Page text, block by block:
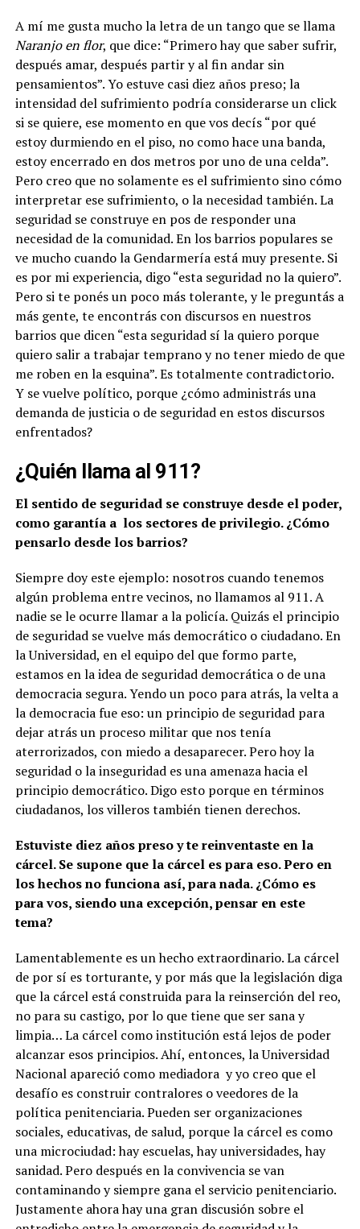
A mí me gusta mucho la letra de un tango que se llama
Naranjo en flor, que dice: “Primero hay que saber sufrir,
después amar, después partir y al fin andar sin
pensamientos”. Yo estuve casi diez años preso; la
intensidad del sufrimiento podría considerarse un click
si se quiere, ese momento en que vos decís “por qué
estoy durmiendo en el piso, no como hace una banda,
estoy encerrado en dos metros por uno de una celda”.
Pero creo que no solamente es el sufrimiento sino cómo
interpretar ese sufrimiento, o la necesidad también. La
seguridad se construye en pos de responder una
necesidad de la comunidad. En los barrios populares se
ve mucho cuando la Gendarmería está muy presente. Si
es por mi experiencia, digo “esta seguridad no la quiero”.
Pero si te ponés un poco más tolerante, y le preguntás a
más gente, te encontrás con discursos en nuestros
barrios que dicen “esta seguridad sí la quiero porque
quiero salir a trabajar temprano y no tener miedo de que
me roben en la esquina”. Es totalmente contradictorio.
Y se vuelve político, porque ¿cómo administrás una
demanda de justicia o de seguridad en estos discursos
enfrentados?
¿Quién llama al 911?
El sentido de seguridad se construye desde el poder,
como garantía a los sectores de privilegio. ¿Cómo
pensarlo desde los barrios?
Siempre doy este ejemplo: nosotros cuando tenemos
algún problema entre vecinos, no llamamos al 911. A
nadie se le ocurre llamar a la policía. Quizás el principio
de seguridad se vuelve más democrático o ciudadano. En
la Universidad, en el equipo del que formo parte,
estamos en la idea de seguridad democrática o de una
democracia segura. Yendo un poco para atrás, la velta a
la democracia fue eso: un principio de seguridad para
dejar atrás un proceso militar que nos tenía
aterrorizados, con miedo a desaparecer. Pero hoy la
seguridad o la inseguridad es una amenaza hacia el
principio democrático. Digo esto porque en términos
ciudadanos, los villeros también tienen derechos.
Estuviste diez años preso y te reinventaste en la
cárcel. Se supone que la cárcel es para eso. Pero en
los hechos no funciona así, para nada. ¿Cómo es
para vos, siendo una excepción, pensar en este
tema?
Lamentablemente es un hecho extraordinario. La cárcel
de por sí es torturante, y por más que la legislación diga
que la cárcel está construida para la reinserción del reo,
no para su castigo, por lo que tiene que ser sana y
limpia… La cárcel como institución está lejos de poder
alcanzar esos principios. Ahí, entonces, la Universidad
Nacional apareció como mediadora y yo creo que el
desafío es construir contralores o veedores de la
política penitenciaria. Pueden ser organizaciones
sociales, educativas, de salud, porque la cárcel es como
una microciudad: hay escuelas, hay universidades, hay
sanidad. Pero después en la convivencia se van
contaminando y siempre gana el servicio penitenciario.
Justamente ahora hay una gran discusión sobre el